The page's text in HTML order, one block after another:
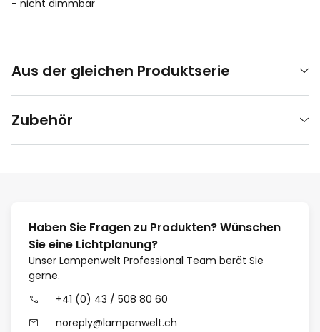
- nicht dimmbar
Aus der gleichen Produktserie
Zubehör
Haben Sie Fragen zu Produkten? Wünschen
Sie eine Lichtplanung?
Unser Lampenwelt Professional Team berät Sie
gerne.
+41 (0) 43 / 508 80 60
noreply@lampenwelt.ch